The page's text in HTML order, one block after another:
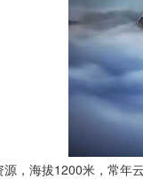
源，海拔1200米，常